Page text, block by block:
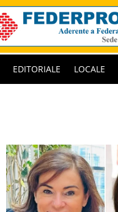
EDITORIALE LOCALE